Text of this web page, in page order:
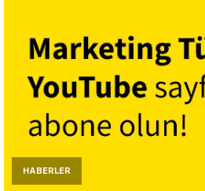
HABERLER
Etkinlikler
Söyleşiler
Kariyer
Yazarlar